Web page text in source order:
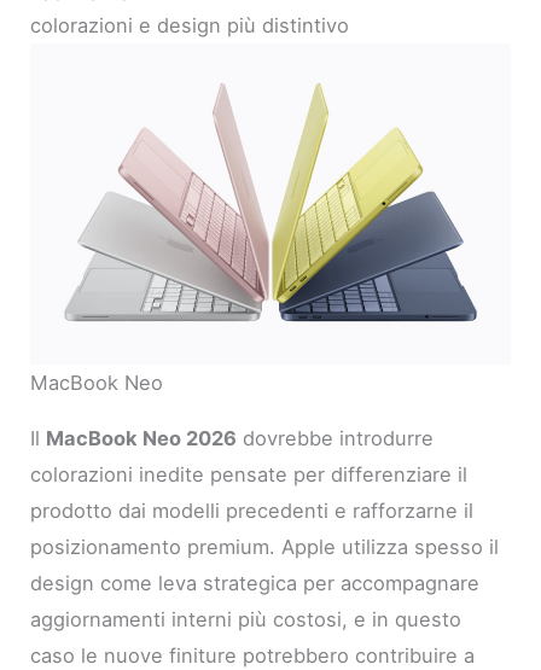
colorazioni e design più distintivo
MacBook Neo
Il MacBook Neo 2026 dovrebbe introdurre
colorazioni inedite pensate per differenziare il
prodotto dai modelli precedenti e rafforzarne il
posizionamento premium. Apple utilizza spesso il
design come leva strategica per accompagnare
aggiornamenti interni più costosi, e in questo
caso le nuove finiture potrebbero contribuire a